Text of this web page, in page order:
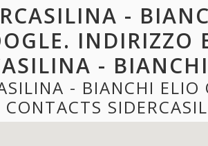
-
INDIRIZZO
-
- BIANCHI ELIO